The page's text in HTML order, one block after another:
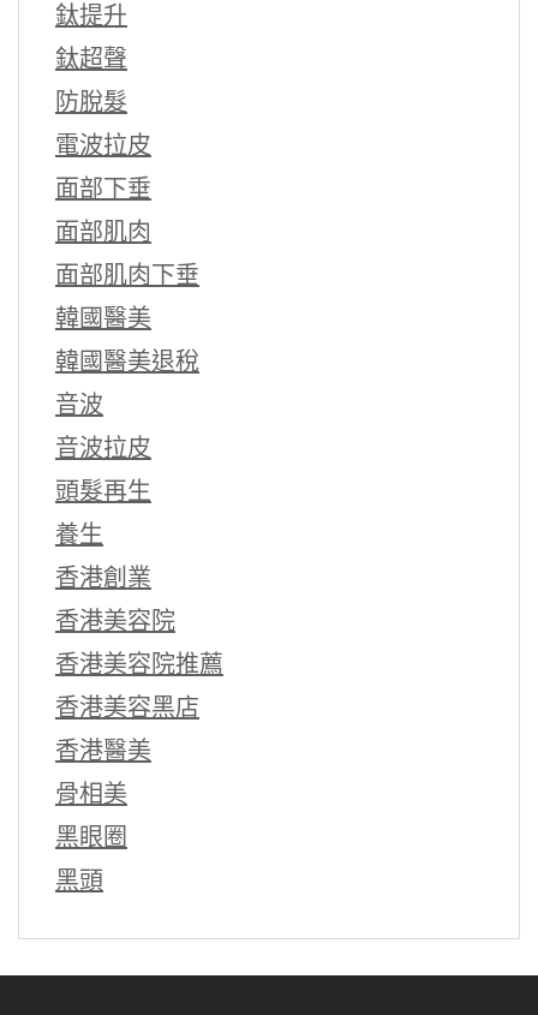
鈦提升
鈦超聲
防脫髮
電波拉皮
面部下垂
面部肌肉
面部肌肉下垂
韓國醫美
韓國醫美退稅
音波
音波拉皮
頭髮再生
養生
香港創業
香港美容院
香港美容院推薦
香港美容黑店
香港醫美
骨相美
黑眼圈
黑頭